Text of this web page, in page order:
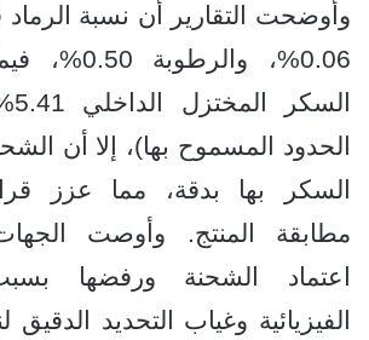
وأوضحت التقارير أن نسبة الرماد
0.06%،
الحدود المسموح بها)، إلا أن
السكر بها بدقة، مما عزز
مطابقة المنتج. وأوصت
اعتماد الشحنة ورفضها
الفيزيائية وغياب التحديد